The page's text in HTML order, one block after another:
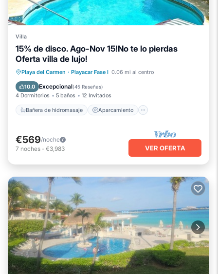
Villa
15% de disco. Ago-Nov 15!No te lo pierdas
Oferta villa de lujo!
Playa del Carmen · Playacar Fase I 0.06 mi al centro
10.0 Excepcional(45 Reseñas)
4 Dormitorios 5 baños 12 Invitados
Bañera de hidromasaje Aparcamiento
Bañera de hidromasaje
Aparcamiento
Piscina
Vista al mar
€569/noche
7 noches - €3,983 VER OFERTA